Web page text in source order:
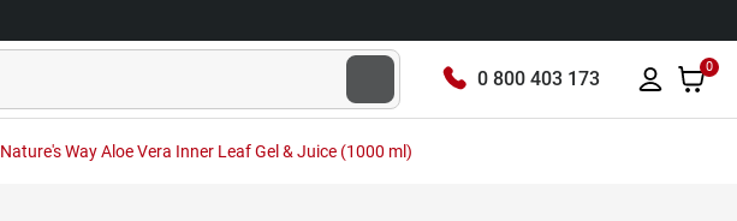
0 800 403 173
0
Nature's Way Aloe Vera Inner Leaf Gel & Juice (1000 ml)